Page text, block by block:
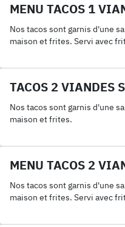
MENU TACOS 1
Nos tacos sont garnis d'une
maison et frites. Servi avec
TACOS 2 VIANDES
Nos tacos sont garnis d'une
maison et frites.
MENU TACOS 2
Nos tacos sont garnis d'une
maison et frites. Servi avec